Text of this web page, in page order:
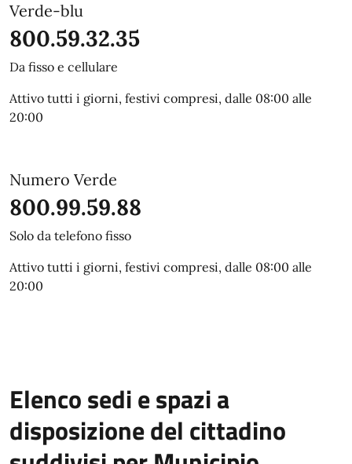
Verde-blu
800.59.32.35
Da fisso e cellulare
Attivo tutti i giorni, festivi compresi, dalle 08:00 alle
20:00
Numero Verde
800.99.59.88
Solo da telefono fisso
Attivo tutti i giorni, festivi compresi, dalle 08:00 alle
20:00
Elenco sedi e spazi a
disposizione del cittadino